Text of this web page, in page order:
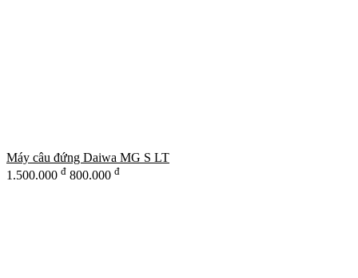
Máy câu đứng Daiwa MG S LT
1.500.000 đ 800.000 đ